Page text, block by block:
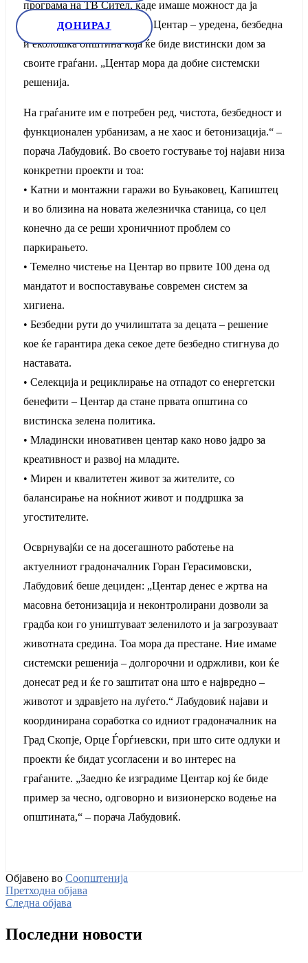
ДОНИРАЈ
програма на ТВ Сител, каде имаше можност да ја
претстави својата визија за Центар – уредена, безбедна
и еколошка општина која ќе биде вистински дом за
своите граѓани. „Центар мора да добие системски
решенија.
На граѓаните им е потребен ред, чистота, безбедност и
функционален урбанизам, а не хаос и бетонизација.“ –
порача Лабудовиќ. Во своето гостување тој најави низа
конкретни проекти и тоа:
• Катни и монтажни гаражи во Буњаковец, Капиштец
и во близина на новата железничка станица, со цел
конечно да се реши хроничниот проблем со
паркирањето.
• Темелно чистење на Центар во првите 100 дена од
мандатот и воспоставување современ систем за
хигиена.
• Безбедни рути до училиштата за децата – решение
кое ќе гарантира дека секое дете безбедно стигнува до
наставата.
• Селекција и рециклирање на отпадот со енергетски
бенефити – Центар да стане првата општина со
вистинска зелена политика.
• Младински иновативен центар како ново јадро за
креативност и развој на младите.
• Мирен и квалитетен живот за жителите, со
балансирање на ноќниот живот и поддршка за
угостителите.
Осврнувајќи се на досегашното работење на
актуелниот градоначалник Горан Герасимовски,
Лабудовиќ беше дециден: „Центар денес е жртва на
масовна бетонизација и неконтролирани дозволи за
градба кои го уништуваат зеленилото и ја загрозуваат
животната средина. Тоа мора да престане. Ние имаме
системски решенија – долгорочни и одржливи, кои ќе
донесат ред и ќе го заштитат она што е највредно –
животот и здравјето на луѓето.“ Лабудовиќ најави и
координирана соработка со идниот градоначалник на
Град Скопје, Орце Ѓорѓиевски, при што сите одлуки и
проекти ќе бидат усогласени и во интерес на
граѓаните. „Заедно ќе изградиме Центар кој ќе биде
пример за чесно, одговорно и визионерско водење на
општината,“ – порача Лабудовиќ.
Објавено во Соопштенија
Претходна објава
Следна објава
Последни новости